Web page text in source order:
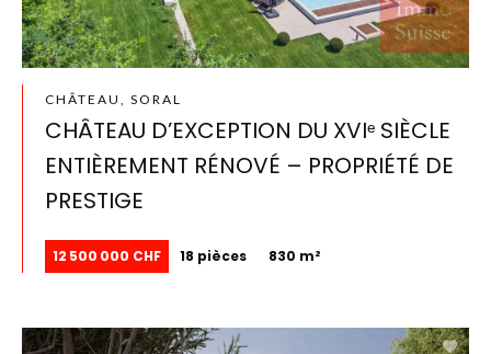
CHÂTEAU, SORAL
CHÂTEAU D’EXCEPTION DU XVIᵉ SIÈCLE
ENTIÈREMENT RÉNOVÉ – PROPRIÉTÉ DE
PRESTIGE
12 500 000 CHF 18 pièces 830 m²